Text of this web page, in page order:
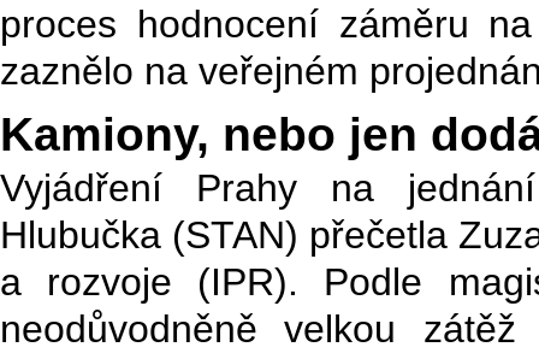
proces hodnocení záměru
zaznělo na veřejném
Kamiony, nebo jen
Vyjádření Prahy na
Hlubučka (STAN) přečetla
a rozvoje (IPR). Podle
neodůvodněně velkou